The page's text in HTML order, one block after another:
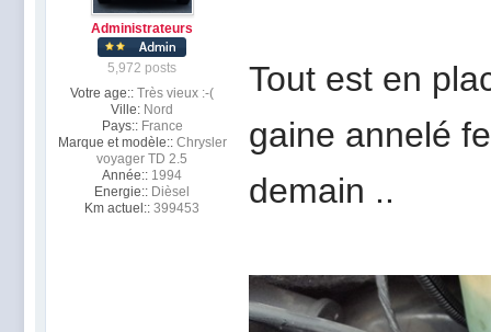
Administrateurs
5,972 posts
Votre age:: Très vieux :-(
Ville: Nord
Pays:: France
Marque et modèle:: Chrysler
voyager TD 2.5
Année:: 1994
Energie:: Dièsel
Km actuel:: 399453
Tout est en
gaine annelé
demain ..